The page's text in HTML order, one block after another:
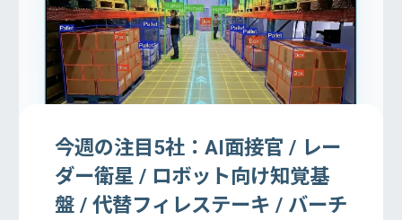
今週の注目5社：AI面接官 / レー
ダー衛星 / ロボット向け知覚基
盤 / 代替フィレステーキ / バーチ